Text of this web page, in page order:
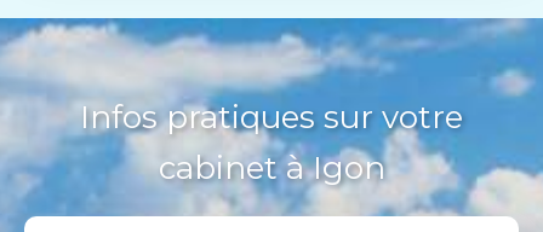
Infos pratiques sur votre
cabinet à Igon